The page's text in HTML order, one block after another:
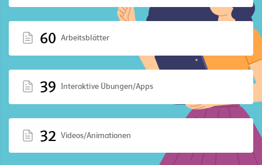
60 Arbeitsblätter
39 Interaktive Übungen/Apps
32 Videos/Animationen